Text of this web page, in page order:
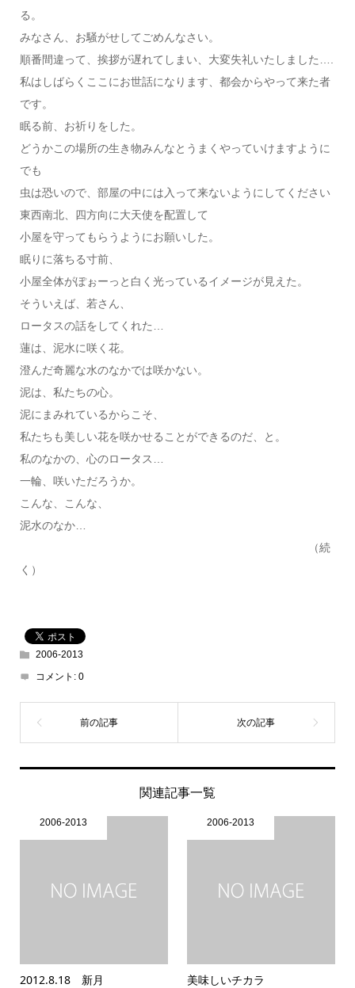
る。
みなさん、お騒がせしてごめんなさい。
順番間違って、挨拶が遅れてしまい、大変失礼いたしました….
私はしばらくここにお世話になります、都会からやって来た者
です。
眠る前、お祈りをした。
どうかこの場所の生き物みんなとうまくやっていけますように
でも
虫は恐いので、部屋の中には入って来ないようにしてください
東西南北、四方向に大天使を配置して
小屋を守ってもらうようにお願いした。
眠りに落ちる寸前、
小屋全体がぽぉーっと白く光っているイメージが見えた。
そういえば、若さん、
ロータスの話をしてくれた…
蓮は、泥水に咲く花。
澄んだ奇麗な水のなかでは咲かない。
泥は、私たちの心。
泥にまみれているからこそ、
私たちも美しい花を咲かせることができるのだ、と。
私のなかの、心のロータス…
一輪、咲いただろうか。
こんな、こんな、
泥水のなか…
（続
く）
2006-2013
コメント: 0
関連記事一覧
2006-2013
2012.8.18 新月
2006-2013
美味しいチカラ